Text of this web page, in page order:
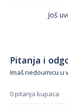
Još
Pitanja i
Imaš nedoumicu u
0 pitanja kupaca